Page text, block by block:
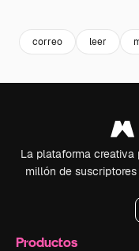
correo leer
La plataforma creativa
millón de
Productos